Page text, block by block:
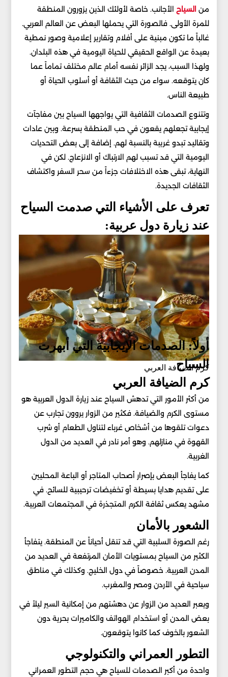
من السياح الأجانب. خاصة لأولئك الذين يزورون المنطقة
للمرة الأولى. فالصورة التي يحملها البعض عن العالم العربي.
غالباً ما تكون مبنية على أفلام وتقارير إعلامية وصور نمطية
بعيدة عن الواقع الحقيقي للحياة اليومية في هذه البلدان.
ولهذا السبب، يجد الزائر نفسه أمام عالم مختلف تماماً عما
كان يتوقعه. سواء من حيث الثقافة أو أسلوب الحياة أو
طبيعة الناس.
وتتنوع الصدمات الثقافية التي يواجهها السياح بين مفاجآت
إيجابية تجعلهم يقعون في حب المنطقة بسرعة. وبين عادات
وتقاليد تبدو غريبة بالنسبة لهم. إضافة إلى بعض التحديات
اليومية التي قد تسبب لهم الارتباك أو الانزعاج. لكن في
النهاية، تبقى هذه الاختلافات جزءاً من سحر السفر واكتشاف
الثقافات الجديدة.
تعرف على الأشياء التي صدمت السياح
عند زيارة دول عربية:
كرم الضيافة العربي
أولاً: الصدمات الإيجابية التي أبهرت
السياح
كرم الضيافة العربي
من أكثر الأمور التي تدهش السياح عند زيارة الدول العربية هو
مستوى الكرم والضيافة. فكثير من الزوار يروون تجارب عن
دعوات تلقوها من أشخاص غرباء لتناول الطعام أو شرب
القهوة في منازلهم. وهو أمر نادر في العديد من الدول
الغربية.
كما يفاجأ البعض بإصرار أصحاب المتاجر أو الباعة المحليين
على تقديم هدايا بسيطة أو تخفيضات ترحيبية للسائح. في
مشهد يعكس ثقافة الكرم المتجذرة في المجتمعات العربية.
الشعور بالأمان
رغم الصورة السلبية التي قد تنقل أحياناً عن المنطقة. يتفاجأ
الكثير من السياح بمستويات الأمان المرتفعة في العديد من
المدن العربية. خصوصاً في دول الخليج. وكذلك في مناطق
سياحية في الأردن ومصر والمغرب.
ويعبر العديد من الزوار عن دهشتهم من إمكانية السير ليلاً في
بعض المدن أو استخدام الهواتف والكاميرات بحرية دون
الشعور بالخوف كما كانوا يتوقعون.
التطور العمراني والتكنولوجي
واحدة من أكبر الصدمات للسياح هي حجم التطور العمراني